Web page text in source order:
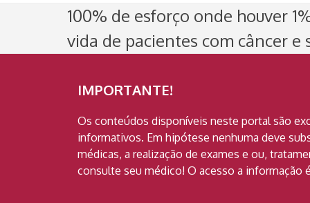
100% de esforço onde houver
vida de pacientes com câncer e
IMPORTANTE!
Os conteúdos disponíveis neste portal são
informativos. Em hipótese nenhuma deve
médicas, a realização de exames e ou,
consulte seu médico! O acesso a informação